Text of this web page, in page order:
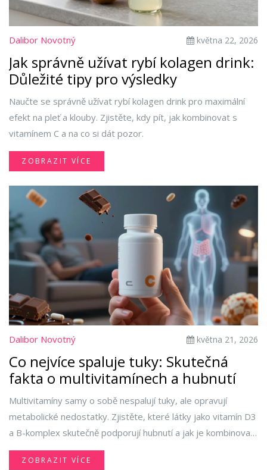
Dalibor Novotný května 22, 2026
Jak správně užívat rybí kolagen drink:
Důležité tipy pro výsledky
Naučte se správně užívat rybí kolagen drink pro maximální
efekt na pleť a klouby. Zjistěte, kdy pít, jak kombinovat s
vitamínem C a na co si dát pozor.
ZOBRAZIT VÍCE
Dalibor Novotný května 21, 2026
Co nejvíce spaluje tuky: Skutečná
fakta o multivitamínech a hubnutí
Multivitamíny samy o sobě nespalují tuky, ale opravují
metabolické nedostatky. Zjistěte, které látky jako vitamín D3
a B-komplex skutečně podporují hubnutí a jak je kombinovat
s tréninkem.
ZOBRAZIT VÍCE